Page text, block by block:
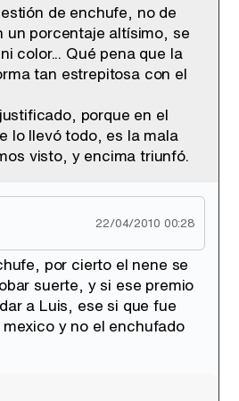
de enchufe, no de
un porcentaje altísimo, se
color... Qué pena que la
tan estrepitosa con el
porque en el
lo llevó todo, es la mala
visto, y encima triunfó.
22/04/2010 00:28
por cierto el nene se
suerte, y si ese premio
a Luis, ese si que fue
y no el enchufado